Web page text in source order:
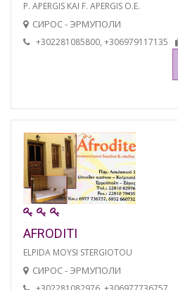
P. APERGIS KAI F. APERGIS O.E.
СИРОС - ЭРМУПОЛИ
+302281085800, +306979117135
AFRODITI
ELPIDA MOYSI STERGIOTOU
СИРОС - ЭРМУПОЛИ